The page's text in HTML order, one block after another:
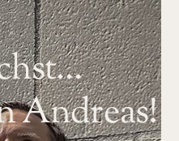
Andreas!